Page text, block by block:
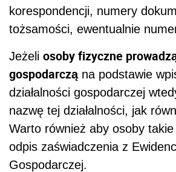
korespondencji, numery
tożsamości, ewentualnie
Jeżeli osoby fizyczne
gospodarcząna podstawie
działalności gospodarczej
nazwę tej działalności, jak
Warto również aby osoby takie
odpis zaświadczenia z
Gospodarczej.